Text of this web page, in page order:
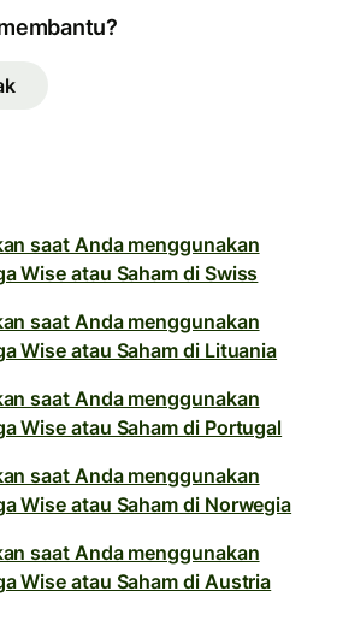
saat Anda menggunakan
Wise atau Saham di Swiss
saat Anda menggunakan
Wise atau Saham di Lituania
saat Anda menggunakan
Wise atau Saham di Portugal
saat Anda menggunakan
Wise atau Saham di Norwegia
saat Anda menggunakan
Wise atau Saham di Austria